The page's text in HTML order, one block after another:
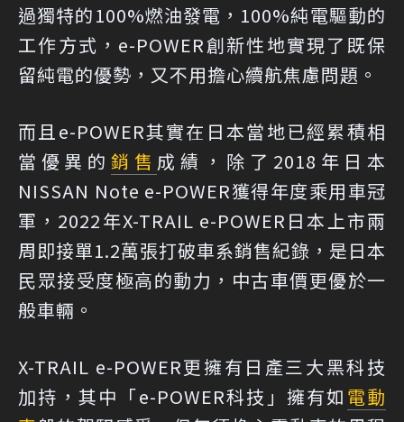
過獨特的100%燃油發電，100%純電驅動的
工作方式，e-POWER創新性地實現了既保
留純電的優勢，又不用擔心續航焦慮問題。
而且e-POWER其實在日本當地已經累積相
當優異的 銷售 成績，除了2018年日本
NISSAN Note e-POWER獲得年度乘用車冠
軍，2022年X-TRAIL e-POWER日本上市兩
周即接單1.2萬張打破車系銷售紀錄，是日本
民眾接受度極高的動力，中古車價更優於一
般車輛。
X-TRAIL e-POWER更擁有日產三大黑科技
加持，其中「e-POWER科技」擁有如 電動